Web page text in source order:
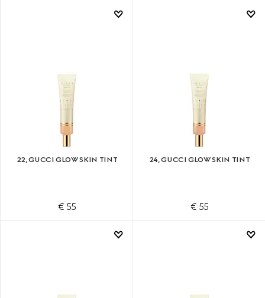
22, GUCCI GLOW SKIN TINT
€ 55
24, GUCCI GLOW SKIN TINT
€ 55